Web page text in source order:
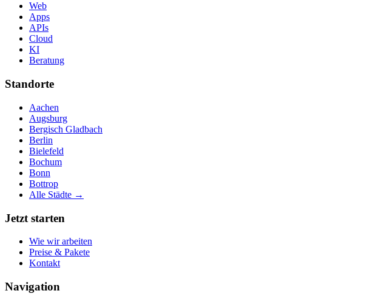
Web
Apps
APIs
Cloud
KI
Beratung
Standorte
Aachen
Augsburg
Bergisch Gladbach
Berlin
Bielefeld
Bochum
Bonn
Bottrop
Alle Städte →
Jetzt starten
Wie wir arbeiten
Preise & Pakete
Kontakt
Navigation